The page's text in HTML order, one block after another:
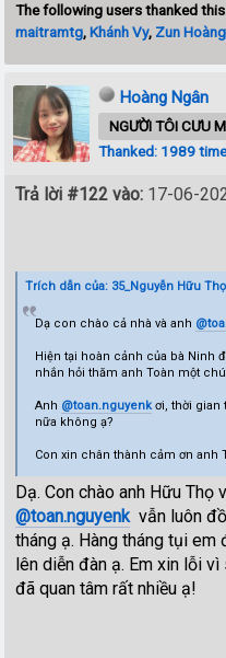
The following users thanked
maitramtg,Khánh Vy, Zun Hoàng
Hoàng Ngân
NGƯỜI TÔI CƯU
Thanked: 1989
Trả lời #122 vào: 17-06-
Trích dẫn của: 35_Nguyễn Hữu Thọ
Dạ con chào cả nhà và anh
Hiện tại hoàn cảnh của bà Ninh
nhắn hỏi thăm anh Toàn một
Anh @toan.nguyenkơi, thời gian
nữa không ạ?
Con xin chân thành cảm ơn anh
Dạ. Con chào anh Hữu Thọ
@toan.nguyenk vẫn luôn
tháng ạ. Hàng tháng tụi
lên diễn đàn ạ. Em xin lỗi
đã quan tâm rất nhiều ạ!